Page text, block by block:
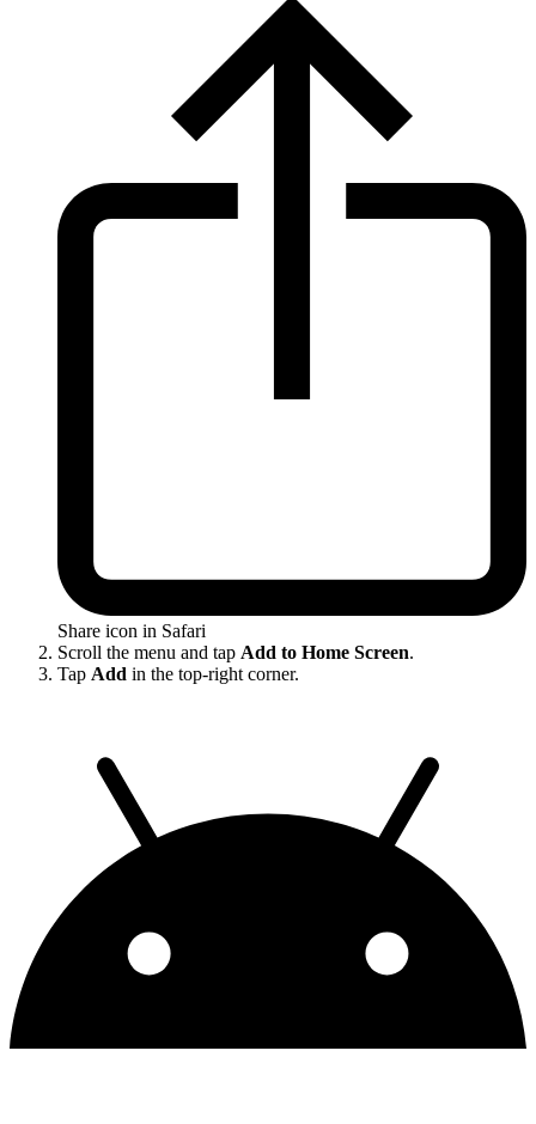
Share icon in Safari
Scroll the menu and tap Add to Home Screen.
Tap Add in the top-right corner.